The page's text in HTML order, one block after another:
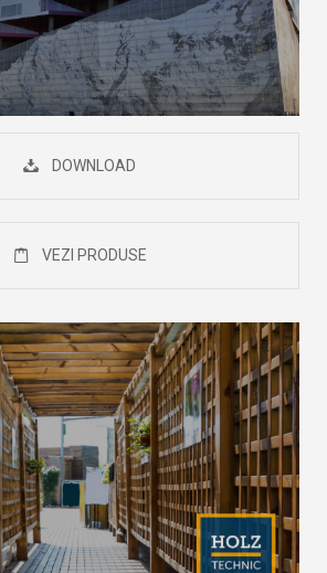
DOWNLOAD
VEZI PRODUSE